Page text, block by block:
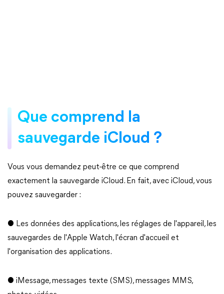
Que comprend la
sauvegarde iCloud ?
Vous vous demandez peut-être ce que comprend
exactement la sauvegarde iCloud. En fait, avec iCloud, vous
pouvez sauvegarder :
● Les données des applications, les réglages de l'appareil, les
sauvegardes de l'Apple Watch, l'écran d'accueil et
l'organisation des applications.
● iMessage, messages texte (SMS), messages MMS,